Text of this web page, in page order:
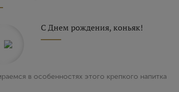
Выйти
С Днем рождения, коньяк!
в особенностях этого крепкого напитка